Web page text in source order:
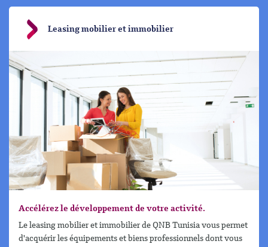
Leasing mobilier et immobilier
Accélérez le développement de votre activité.
Le leasing mobilier et immobilier de QNB Tunisia vous permet
d'acquérir les équipements et biens professionnels dont vous